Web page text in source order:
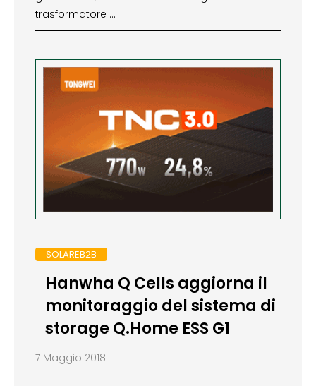
trasformatore …
SOLAREB2B
Hanwha Q Cells aggiorna il
monitoraggio del sistema di
storage Q.Home ESS G1
7 Maggio 2018